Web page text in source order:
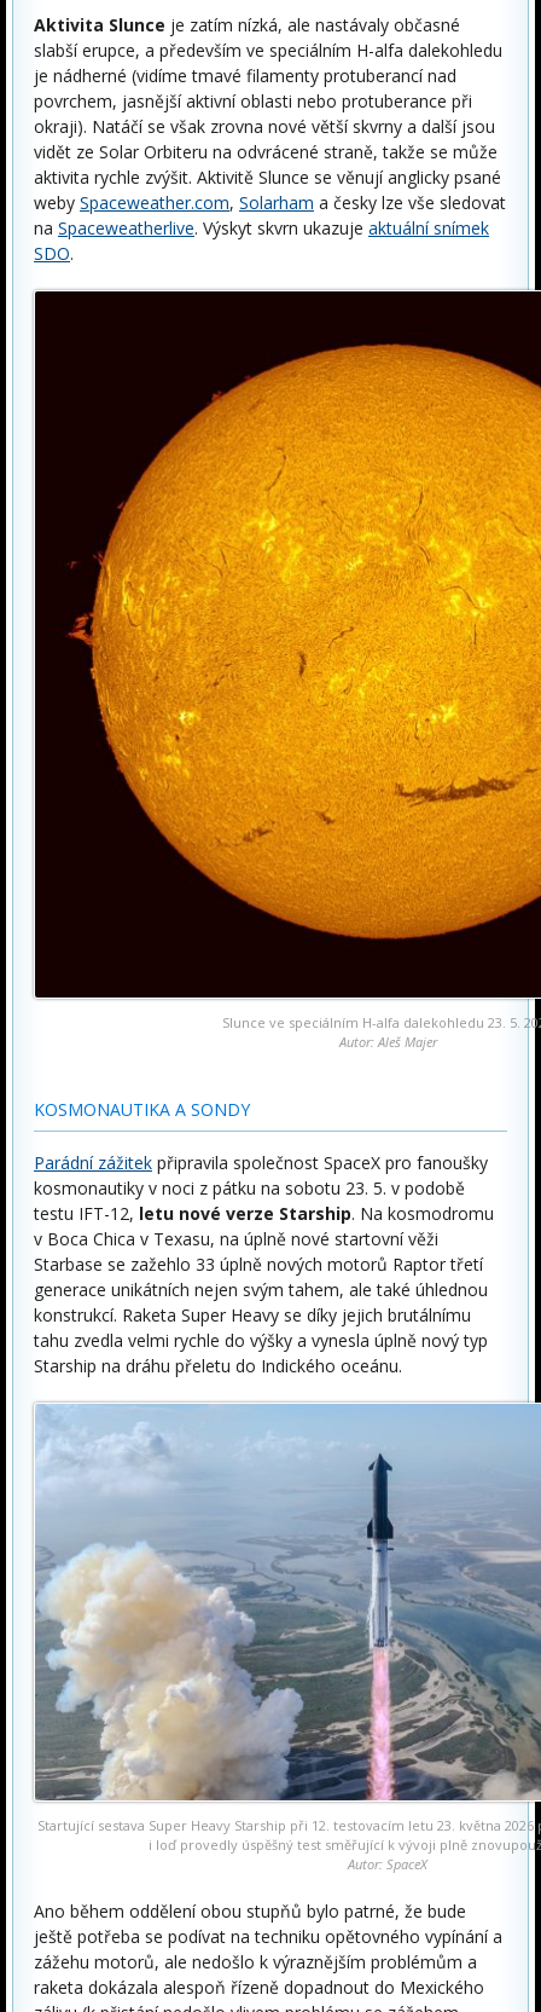
Aktivita Slunce je zatím nízká, ale nastávaly občasné
slabší erupce, a především ve speciálním H-alfa dalekohledu
je nádherné (vidíme tmavé filamenty protuberancí nad
povrchem, jasnější aktivní oblasti nebo protuberance při
okraji). Natáčí se však zrovna nové větší skvrny a další jsou
vidět ze Solar Orbiteru na odvrácené straně, takže se může
aktivita rychle zvýšit. Aktivitě Slunce se věnují anglicky psané
weby Spaceweather.com, Solarham a česky lze vše sledovat
na Spaceweatherlive. Výskyt skvrn ukazuje aktuální snímek
SDO.
Slunce ve speciálním H-alfa dalekohledu 23. 5.
Autor: Aleš Majer
KOSMONAUTIKA A SONDY
Parádní zážitek připravila společnost SpaceX pro fanoušky
kosmonautiky v noci z pátku na sobotu 23. 5. v podobě
testu IFT-12, letu nové verze Starship. Na kosmodromu
v Boca Chica v Texasu, na úplně nové startovní věži
Starbase se zažehlo 33 úplně nových motorů Raptor třetí
generace unikátních nejen svým tahem, ale také úhlednou
konstrukcí. Raketa Super Heavy se díky jejich brutálnímu
tahu zvedla velmi rychle do výšky a vynesla úplně nový typ
Starship na dráhu přeletu do Indického oceánu.
Startující sestava Super Heavy Starship při 12. testovacím letu 23. května 2026
i loď provedly úspěšný test směřující k vývoji plně
Autor: SpaceX
Ano během oddělení obou stupňů bylo patrné, že bude
ještě potřeba se podívat na techniku opětovného vypínání a
zážehu motorů, ale nedošlo k výraznějším problémům a
raketa dokázala alespoň řízeně dopadnout do Mexického